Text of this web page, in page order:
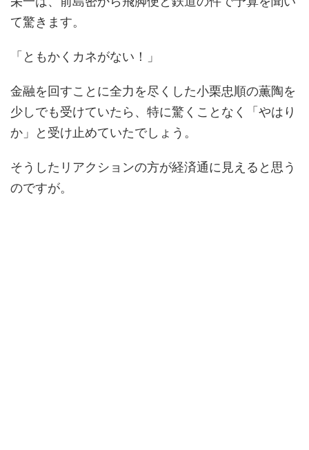
て驚きます。
「ともかくカネがない！」
金融を回すことに全力を尽くした小栗忠順の薫陶を
少しでも受けていたら、特に驚くことなく「やはり
か」と受け止めていたでしょう。
そうしたリアクションの方が経済通に見えると思う
のですが。